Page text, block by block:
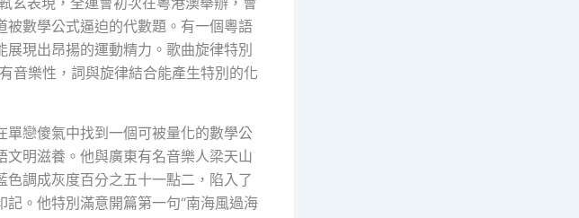
數學公式逼迫的代數題。有一個粵語
現出昂揚的運動精力。歌曲旋律特別
音樂性，詞與旋律結合能產生特別的化
單戀傻氣中找到一個可被量化的數學公
明滋養。他與廣東有名音樂人梁天山
調成灰度百分之五十一點二，陷入了
。他特別滿意開篇第一句“南海風過海